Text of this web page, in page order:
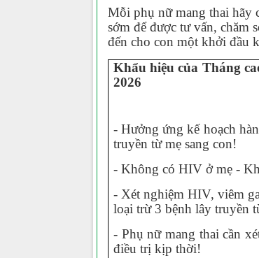
Mỗi phụ nữ mang thai hãy
sớm để được tư vấn, chăm
đến cho con một khởi đầu
Khẩu hiệu của Tháng
2026
- Hưởng ứng kế hoạch
truyền từ mẹ sang con!
- Không có HIV ở mẹ -
- Xét nghiệm HIV, viêm
loại trừ 3 bệnh lây truyền
- Phụ nữ mang thai cần
điều trị kịp thời!